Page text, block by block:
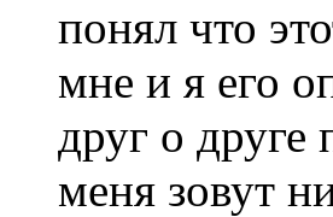
понял что
мне и я его
друг о друге
меня зовут